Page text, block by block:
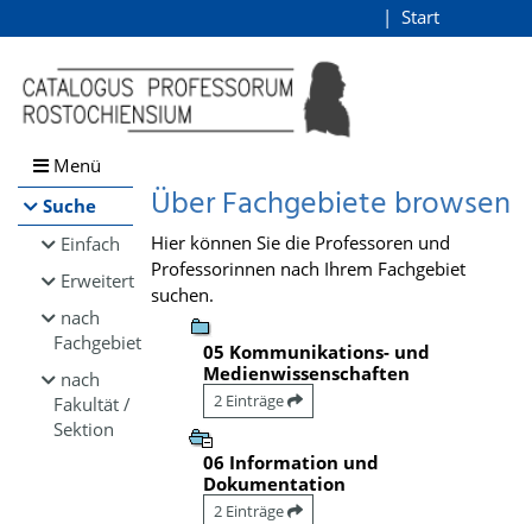
Browsen
direkt zum Inhalt
Start
Menü
Suche
Einfach
Erweitert
nach
Fachgebiet
nach
Fakultät /
Sektion
Über Fachgebiete browsen
Hier können Sie die Professoren und
Professorinnen nach Ihrem Fachgebiet
suchen.
05 Kommunikations- und
Medienwissenschaften
2 Einträge
06 Information und
Dokumentation
2 Einträge